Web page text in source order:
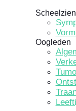
Scheelzien
Oogleden